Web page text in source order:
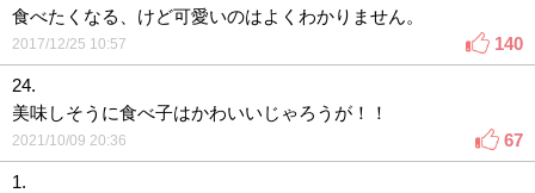
食べたくなる、けど可愛いのはよくわかりません。
2017/12/25 10:57 140
24.
美味しそうに食べ子はかわいいじゃろうが！！
2021/10/09 20:36 67
1.